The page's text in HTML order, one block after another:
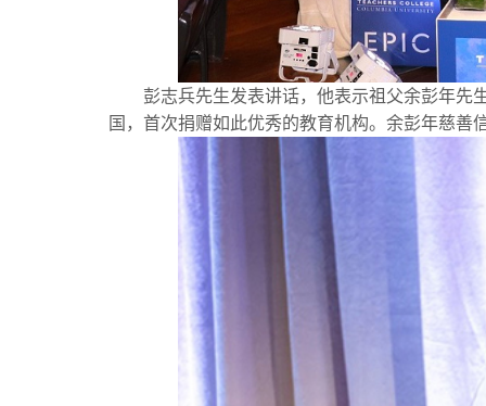
彭志兵先生发表讲话，他表示祖父余彭年先
国，首次捐赠如此优秀的教育机构。余彭年慈